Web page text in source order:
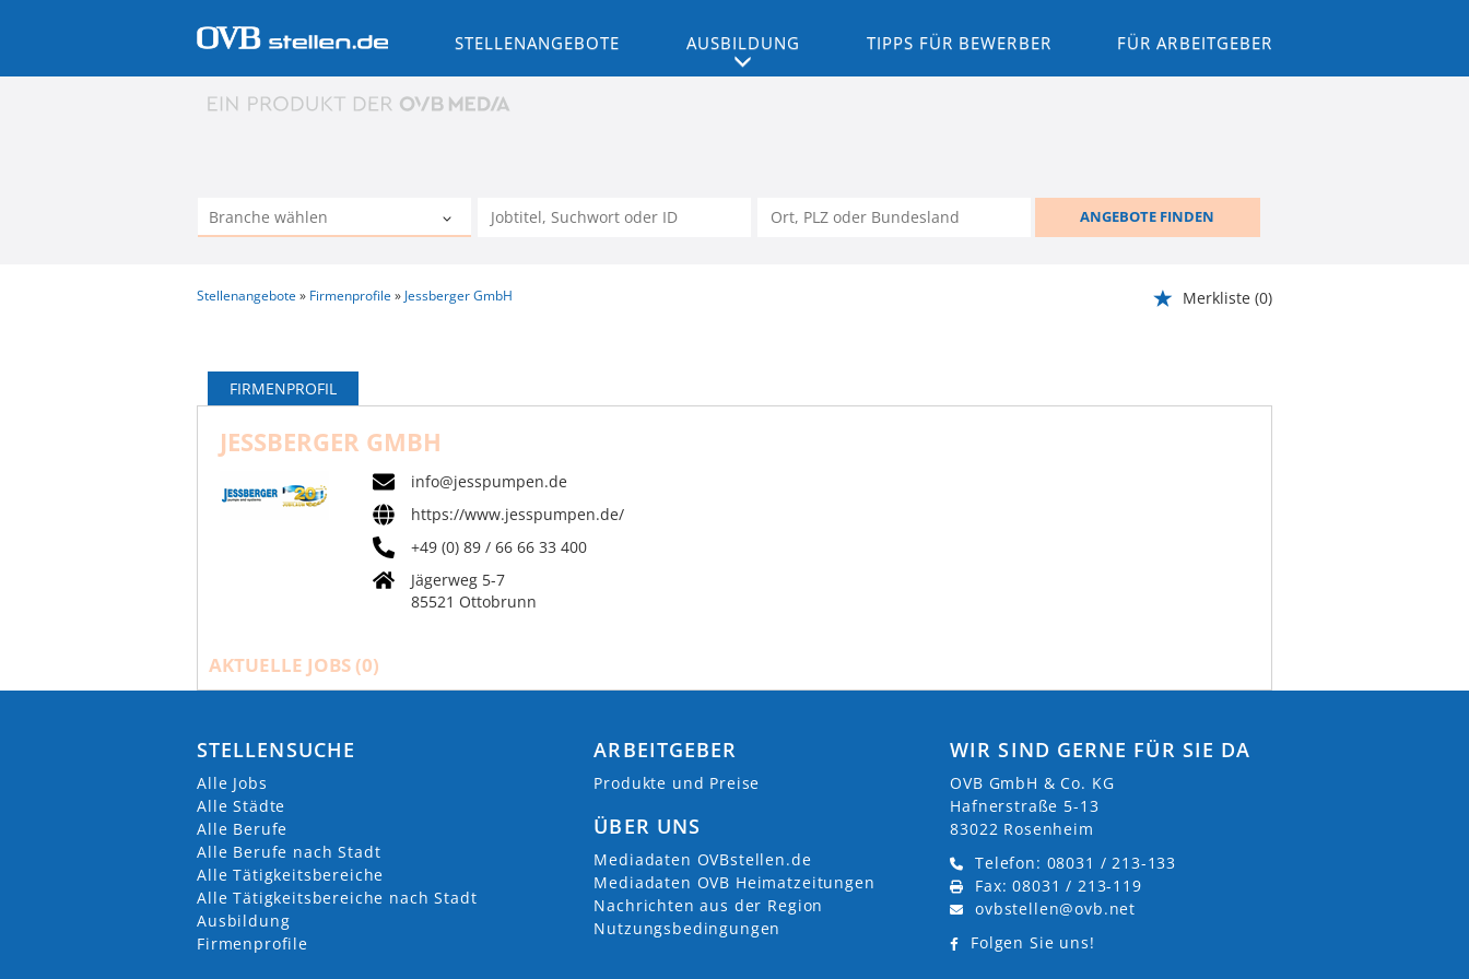
STELLENANGEBOTE AUSBILDUNG TIPPS FÜR BEWERBER FÜR ARBEITGEBER
ANGEBOTE FINDEN
Stellenangebote Firmenprofile Jessberger GmbH Merkliste (0)
FIRMENPROFIL
JESSBERGER GMBH
info@jesspumpen.de
https://www.jesspumpen.de/
+49 (0) 89 / 66 66 33 400
Jägerweg 5-7
85521 Ottobrunn
AKTUELLE JOBS (0)
STELLENSUCHE
Alle Jobs
Alle Städte
Alle Berufe
Alle Berufe nach Stadt
Alle Tätigkeitsbereiche
Alle Tätigkeitsbereiche nach Stadt
Ausbildung
Firmenprofile
ARBEITGEBER
Produkte und Preise
ÜBER UNS
Mediadaten OVBstellen.de
Mediadaten OVB Heimatzeitungen
Nachrichten aus der Region
Nutzungsbedingungen
WIR SIND GERNE FÜR SIE DA
OVB GmbH & Co. KG
Hafnerstraße 5-13
83022 Rosenheim
Telefon: 08031 / 213-133
Fax: 08031 / 213-119
ovbstellen@ovb.net
Folgen Sie uns!